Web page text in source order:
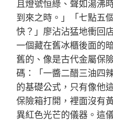
且燈號恒綠、聲如湯沸
到來之時。」「七點五
快？」廖沾沾猛地衝回
一個藏在舊冰櫃後面的
舊的、像是古代金屬保
碼：「一醬二醋三油四
的基礎公式，只有像他
保險箱打開，裡面沒有
異紅色光芒的儀器。這